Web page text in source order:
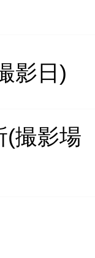
影日)
(撮影場